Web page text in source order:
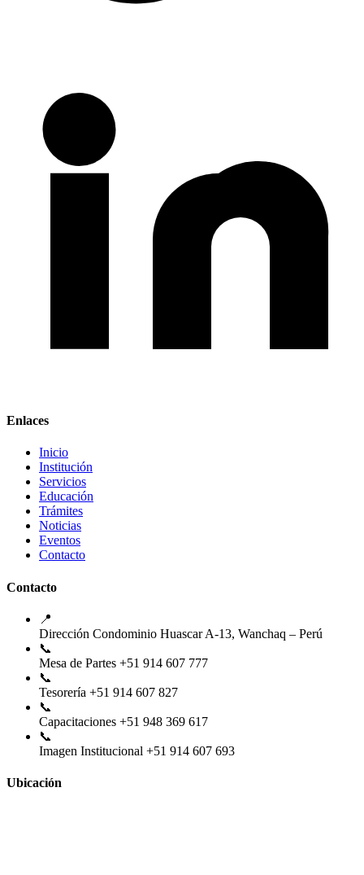
Enlaces
Inicio
Institución
Servicios
Educación
Trámites
Noticias
Eventos
Contacto
Contacto
📍
Dirección Condominio Huascar A-13, Wanchaq – Perú
📞
Mesa de Partes +51 914 607 777
📞
Tesorería +51 914 607 827
📞
Capacitaciones +51 948 369 617
📞
Imagen Institucional +51 914 607 693
Ubicación